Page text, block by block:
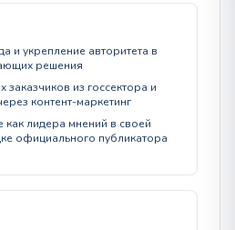
и укрепление авторитета в
решения
из госсектора и
контент-маркетинг
лидера мнений в своей
официального публикатора